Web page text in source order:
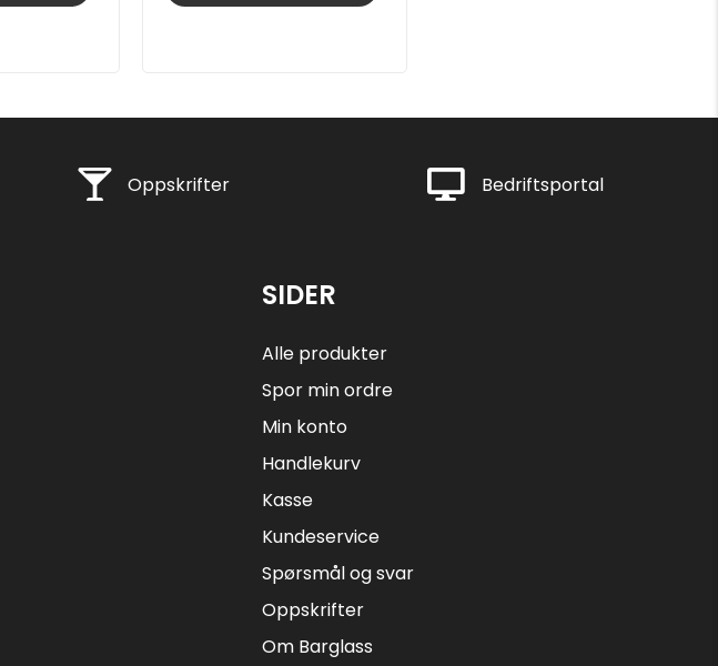
Rask levering
Oppskrifter Rask levering
Bedriftsportal
SIDER
Alle produkter
Spor min ordre
Min konto
Handlekurv
Kasse
Kundeservice
Spørsmål og svar
Oppskrifter
Om Barglass